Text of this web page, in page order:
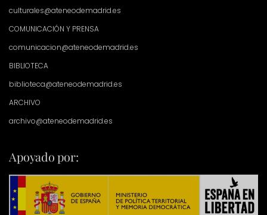
culturales@ateneodemadrid.es
COMUNICACIÓN Y PRENSA
comunicacion@ateneodemadrid.es
BIBLIOTECA
biblioteca@ateneodemadrid.es
ARCHIVO
archivo@ateneodemadrid.es
Apoyado por: